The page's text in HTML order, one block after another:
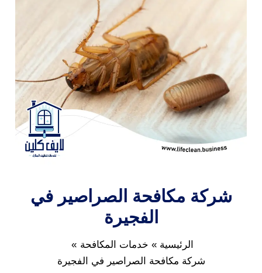
شركة مكافحة الصراصير في
الفجيرة
الرئيسية
خدمات المكافحة
شركة مكافحة الصراصير في الفجيرة